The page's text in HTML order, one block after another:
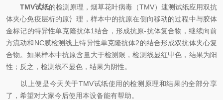
TMV试纸的检测原理，烟草花叶病毒（TMV）速测试纸应用双抗
体夹心免疫层析的原氵理，样本中的抗原在侧向移动的过程中与胶体
金标记的特异性单克隆抗体1结合，形成抗原-抗体复合物，继续向前
方流动和NC膜检测线上特异性单克隆抗体2的结合形成双抗体夹心复
合物。如果样本中抗原含量大于检测限，检测线显红屮色，结果为阳
性；反之，检测线不显色，结果为阴性。
以上便是今天关于TMV试纸使用的检测原理和结果的全部分享
了，希望对大家今后使用本设备能有帮助。